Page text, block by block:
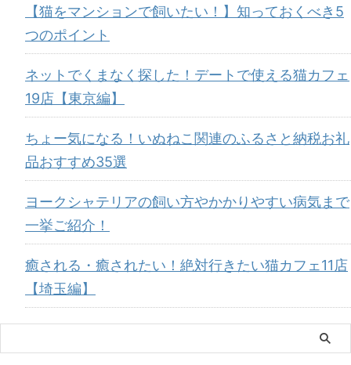
【猫をマンションで飼いたい！】知っておくべき5
つのポイント
ネットでくまなく探した！デートで使える猫カフェ
19店【東京編】
ちょー気になる！いぬねこ関連のふるさと納税お礼
品おすすめ35選
ヨークシャテリアの飼い方やかかりやすい病気まで
一挙ご紹介！
癒される・癒されたい！絶対行きたい猫カフェ11店
【埼玉編】